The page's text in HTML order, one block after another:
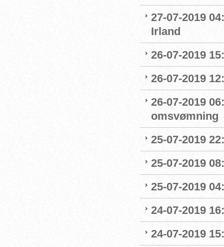
27-07-2019
Irland
26-07-2019
26-07-2019
26-07-2019
omsvømning
25-07-2019
25-07-2019
25-07-2019
24-07-2019
24-07-2019